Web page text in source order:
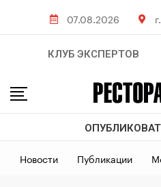
07.08.2026
КЛУБ ЭКСПЕРТОВ
Новости Публикации